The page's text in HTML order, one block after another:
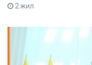
2 жил